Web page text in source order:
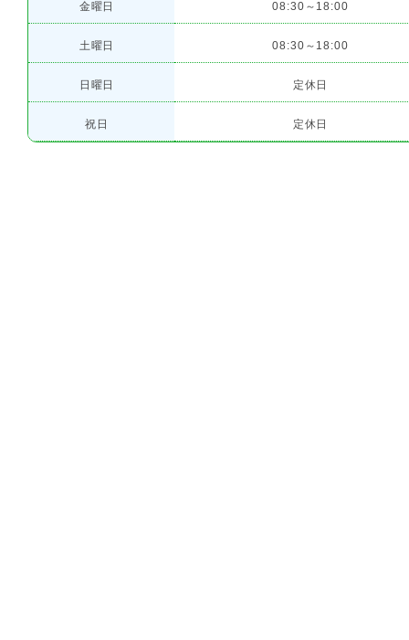
金曜日 08:30～18:00
土曜日 08:30～18:00
日曜日 定休日
祝日 定休日